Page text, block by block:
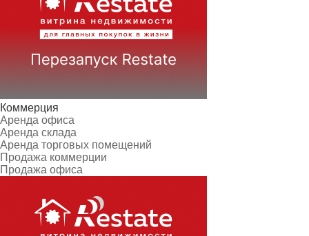
Коммерция
Аренда офиса
Аренда склада
Аренда торговых помещений
Продажа коммерции
Продажа офиса